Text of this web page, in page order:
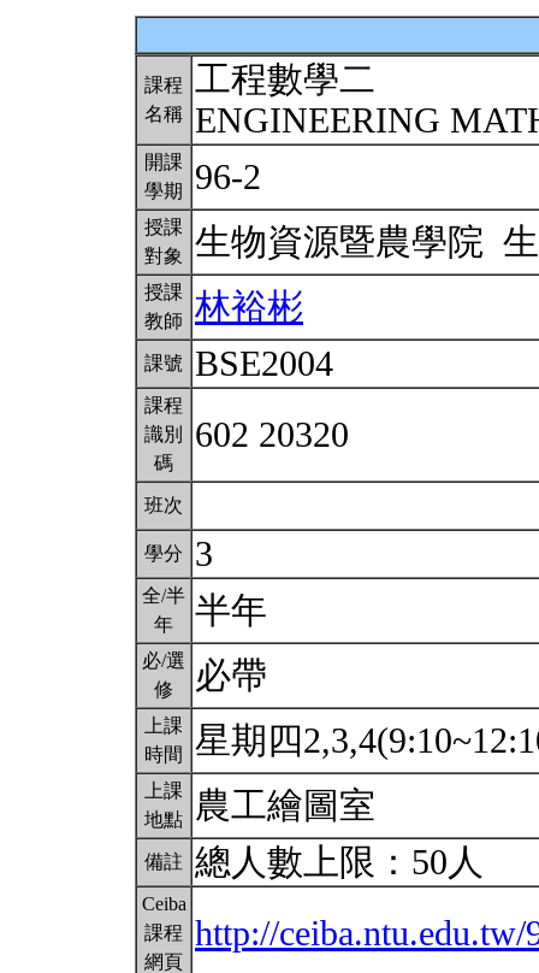
課程
名稱
工程數學二
ENGINEERING
開課
學期
96-2
授課
對象
生物資源暨農學院
授課
教師
林裕彬
課號 BSE2004
課程
識別
碼
602 20320
班次
學分 3
全/半
年
半年
必/選
修
必帶
上課
時間
星期四
上課
地點
農工繪圖室
備註 總人數上限：50人
Ceiba
課程
網頁
http://ceiba.ntu.edu.tw/